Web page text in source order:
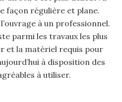
façon régulière et plane.
à un professionnel.
parmi les travaux les plus
et la matériel requis pour
à disposition des
à utiliser.